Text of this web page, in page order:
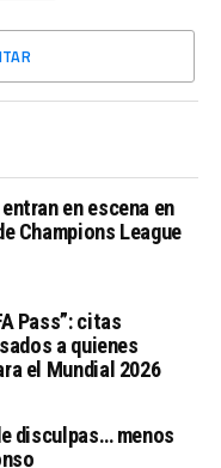
en escena en
Champions League
Pass”: citas
a quienes
el Mundial 2026
disculpas… menos